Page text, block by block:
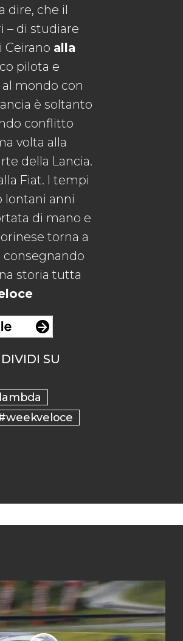
dire, che il
– di studiare
Ceirano alla
pilota e
al mondo con
è soltanto
conflitto
volta alla
della Lancia.
Fiat. I tempi
lontani anni
di mano e
torna a
storia tutta
SU